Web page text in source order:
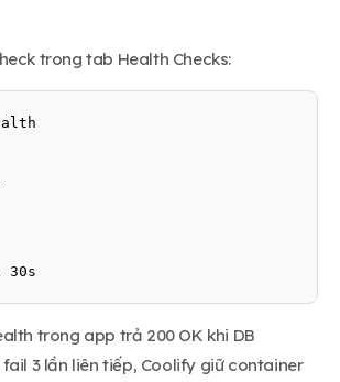
trong tab Health Checks:
trong app trả 200 OK khi DB
fail 3 lần liên tiếp, Coolify giữ container